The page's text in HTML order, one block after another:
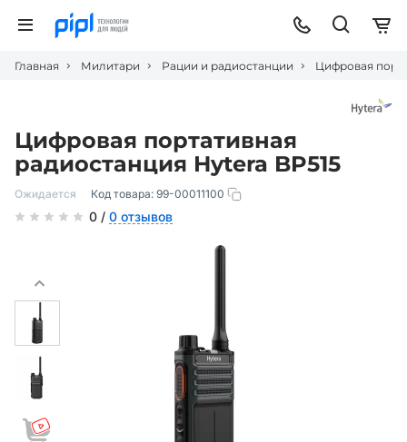
Главная Милитари Рации и радиостанции Цифровая
Цифровая портативная
радиостанция Hytera BP515
Ожидается Код товара: 99-00011100
0 / 0 отзывов